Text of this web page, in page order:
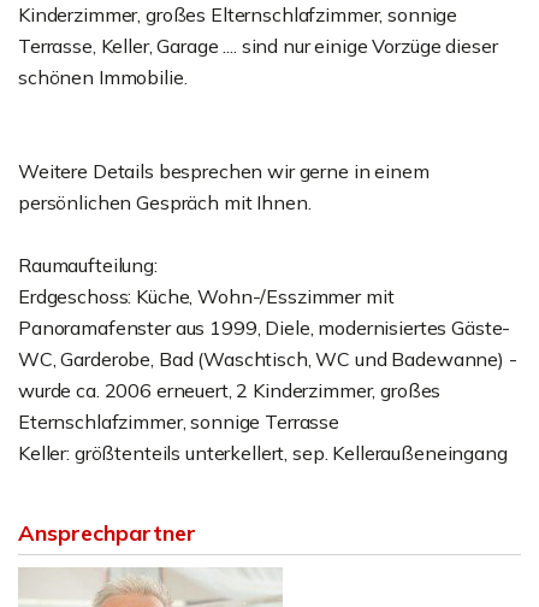
Kinderzimmer, großes Elternschlafzimmer, sonnige
Terrasse, Keller, Garage .... sind nur einige Vorzüge dieser
schönen Immobilie.
Weitere Details besprechen wir gerne in einem
persönlichen Gespräch mit Ihnen.
Raumaufteilung:
Erdgeschoss: Küche, Wohn-/Esszimmer mit
Panoramafenster aus 1999, Diele, modernisiertes Gäste-
WC, Garderobe, Bad (Waschtisch, WC und Badewanne) -
wurde ca. 2006 erneuert, 2 Kinderzimmer, großes
Eternschlafzimmer, sonnige Terrasse
Keller: größtenteils unterkellert, sep. Kelleraußeneingang
Ansprechpartner